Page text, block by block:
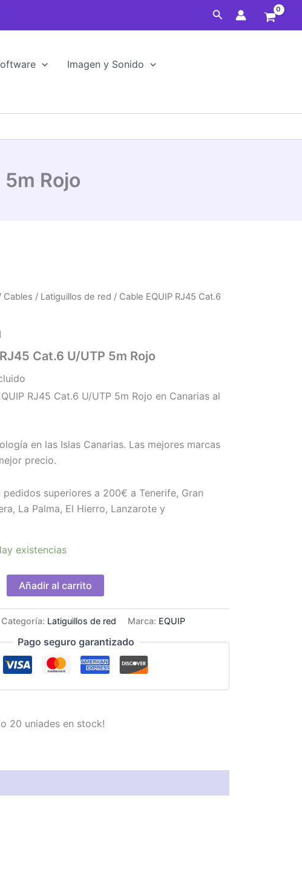
Buscar
Imagen y Sonido
Rojo
Cables / Latiguillos de red / Cable EQUIP RJ45 Cat.6
Cat.6 U/UTP 5m Rojo
RJ45 Cat.6 U/UTP 5m Rojo en Canarias al
en las Islas Canarias. Las mejores marcas
precio.
pedidos superiores a 200€ a Tenerife, Gran
La Palma, El Hierro, Lanzarote y
existencias
Añadir al carrito
Categoría: Latiguillos de red Marca: EQUIP
Pago seguro garantizado
20 uniades en stock!
5m